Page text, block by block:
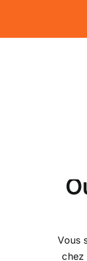
contenu
Vous
chez